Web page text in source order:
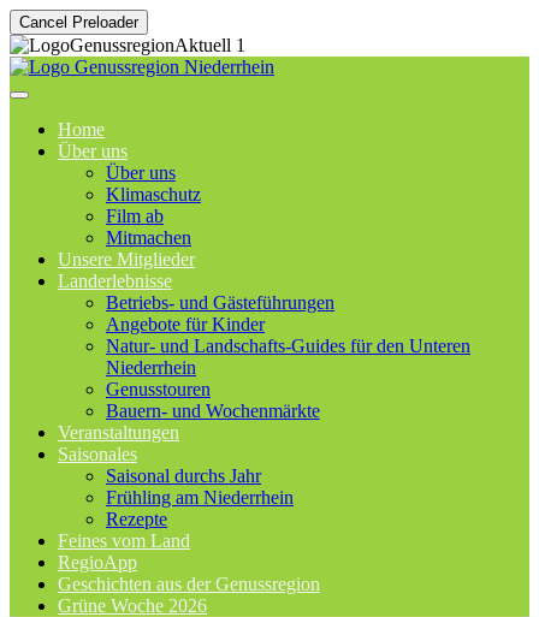
Cancel Preloader
Home
Über uns
Über uns
Klimaschutz
Film ab
Mitmachen
Unsere Mitglieder
Landerlebnisse
Betriebs- und Gästeführungen
Angebote für Kinder
Natur- und Landschafts-Guides für den Unteren
Niederrhein
Genusstouren
Bauern- und Wochenmärkte
Veranstaltungen
Saisonales
Saisonal durchs Jahr
Frühling am Niederrhein
Rezepte
Feines vom Land
RegioApp
Geschichten aus der Genussregion
Grüne Woche 2026